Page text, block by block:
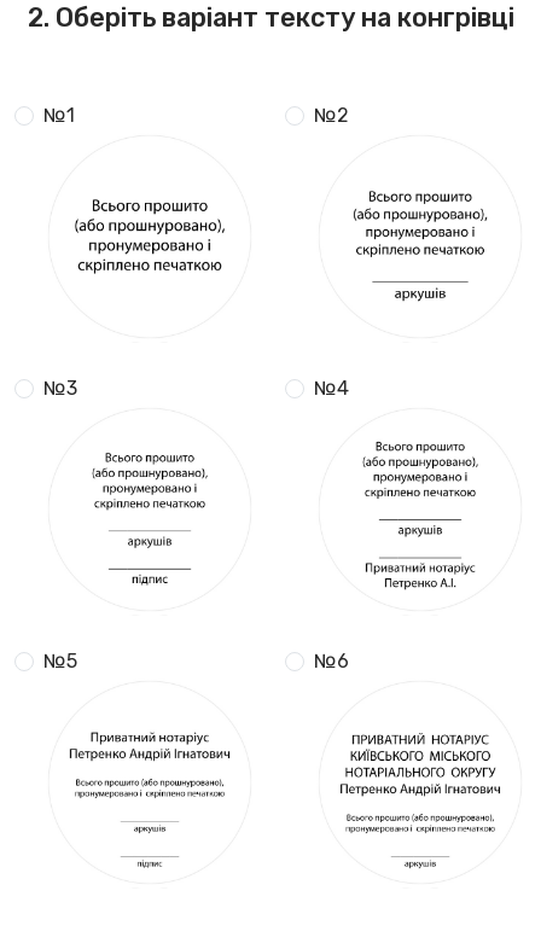
2. Оберіть варіант тексту на конгрівці
№1 №2
№3 №4
№5 №6